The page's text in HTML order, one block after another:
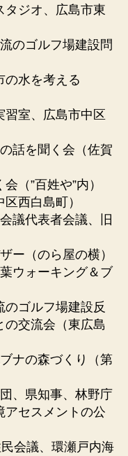
タジオ、広島市東
のゴルフ場建設問
の水を考える
習室、広島市中区
話を聞く会（佐賀
（”百姓や”内）
西白島町）
議代表者会議、旧
ー（のら屋の横）
ウォーキング＆ブ
ゴルフ場建設反
の交流会（東広島
ナの森づくり（第
、県知事、林野庁
アセスメントの公
会議、環瀬戸内海